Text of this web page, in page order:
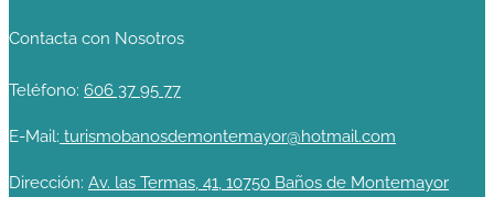
Contacta con Nosotros
Teléfono: 606 37 95 77
E-Mail: turismobanosdemontemayor@hotmail.com
Dirección: Av. las Termas, 41, 10750 Baños de Montemayor